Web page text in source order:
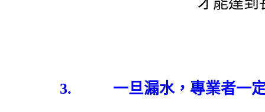
3. 一旦漏水，專業者一